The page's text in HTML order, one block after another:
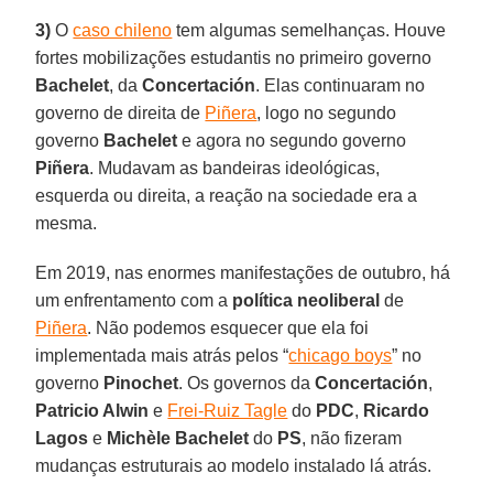
3) Ocaso chileno tem algumas semelhanças. Houve
fortes mobilizações estudantis no primeiro governo
Bachelet, daConcertación. Elas continuaram no
governo de direita de Piñera, logo no segundo
governo Bachelet e agora no segundo governo
Piñera. Mudavam as bandeiras ideológicas,
esquerda ou direita, a reação na sociedade era a
mesma.
Em 2019, nas enormes manifestações de outubro, há
um enfrentamento com a política neoliberal de
Piñera. Não podemos esquecer que ela foi
implementada mais atrás pelos “chicago boys” no
governo Pinochet. Os governos daConcertación,
Patricio Alwin e Frei-Ruiz Tagle do PDC, Ricardo
Lagos e Michèle Bachelet do PS, não fizeram
mudanças estruturais ao modelo instalado lá atrás.